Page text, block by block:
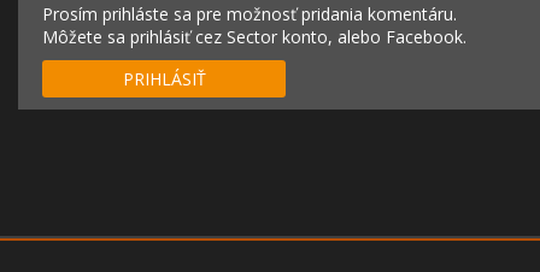
Prosím prihláste sa pre možnosť pridania komentáru.
Môžete sa prihlásiť cez Sector konto, alebo Facebook.
PRIHLÁSIŤ